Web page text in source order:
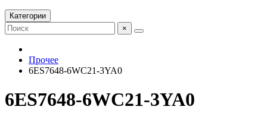
Категории
×
Прочее
6ES7648-6WC21-3YA0
6ES7648-6WC21-3YA0